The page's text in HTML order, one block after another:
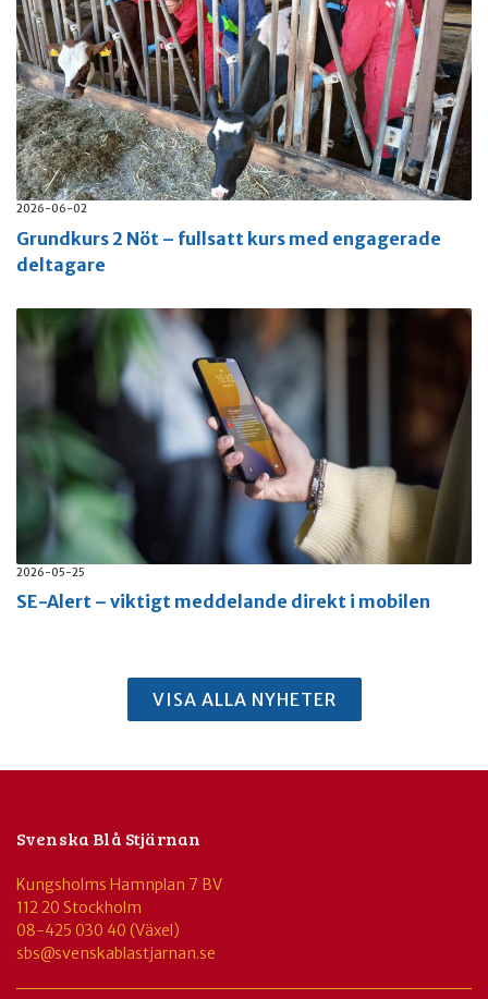
2026-06-02
Grundkurs 2 Nöt – fullsatt kurs med engagerade
deltagare
2026-05-25
SE-Alert – viktigt meddelande direkt i mobilen
VISA ALLA NYHETER
Svenska Blå Stjärnan
Kungsholms Hamnplan 7 BV
112 20 Stockholm
08-425 030 40 (Växel)
sbs@svenskablastjarnan.se